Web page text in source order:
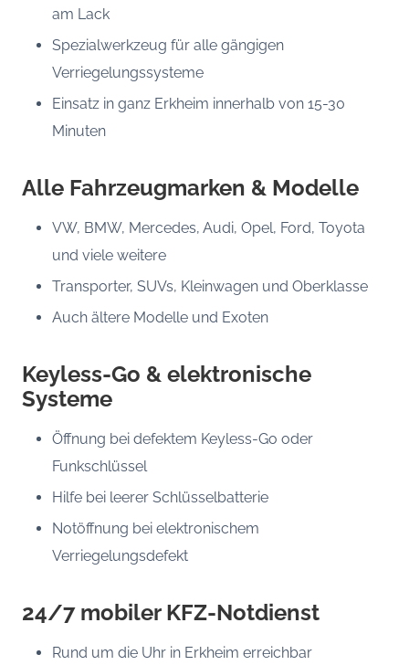
am Lack
Spezialwerkzeug für alle gängigen
Verriegelungssysteme
Einsatz in ganz Erkheim innerhalb von 15-30
Minuten
Alle Fahrzeugmarken & Modelle
VW, BMW, Mercedes, Audi, Opel, Ford, Toyota
und viele weitere
Transporter, SUVs, Kleinwagen und Oberklasse
Auch ältere Modelle und Exoten
Keyless-Go & elektronische
Systeme
Öffnung bei defektem Keyless-Go oder
Funkschlüssel
Hilfe bei leerer Schlüsselbatterie
Notöffnung bei elektronischem
Verriegelungsdefekt
24/7 mobiler KFZ-Notdienst
Rund um die Uhr in Erkheim erreichbar